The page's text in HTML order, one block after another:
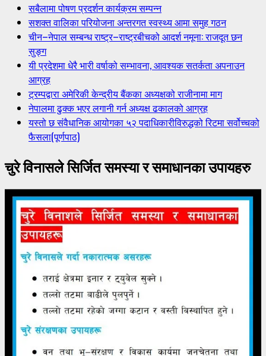
सबैलामा पोषण प्रदर्शन कार्यक्रम सम्पन्न
सशक्त वालिका परियोजना अन्तरगत स्वस्थ्य आमा समुह गठन
चीन–नेपाल सम्बन्ध राष्ट्र–राष्ट्रबीचको आदर्श नमूना: राजदूत छन
सुङ्ग
यी प्रदेशमा धेरै भारी वर्षाको सम्भावना, आवश्यक सतर्कता अपनाउन
आग्रह
ट्रम्पद्वारा अमेरिकी केन्द्रीय बैंकका अध्यक्षको राजीनामा माग
नेपालमा ढुक्क भएर लगानी गर्न अध्यक्ष ढकालको आग्रह
यस्तो छ संवैधानिक आयोगका ५२ पदाधिकारीविरुद्धको रिटमा सर्वोच्चको
फैसला(पूर्णपाठ)
चुरे विनासले सिर्जित समस्या र समाधानका उपायहरु